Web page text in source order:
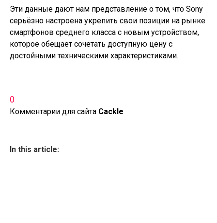
Эти данные дают нам представление о том, что Sony
серьёзно настроена укрепить свои позиции на рынке
смартфонов среднего класса с новым устройством,
которое обещает сочетать доступную цену с
достойными техническими характеристиками.
0
Комментарии для сайта Cackle
In this article: